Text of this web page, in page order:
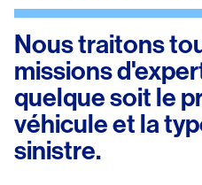
Nous traitons
missions
quelque soit le
véhicule et la
sinistre.